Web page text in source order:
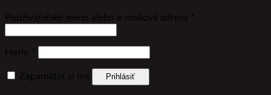
Používateľské meno alebo e-mailová adresa *
Heslo *
Zapamätať si ma Prihlásiť